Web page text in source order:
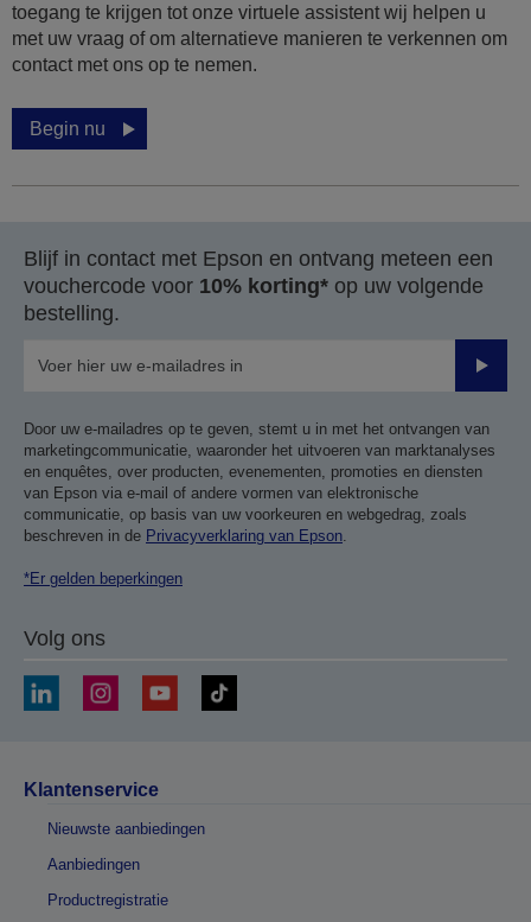
toegang te krijgen tot onze virtuele assistent wij helpen u
met uw vraag of om alternatieve manieren te verkennen om
contact met ons op te nemen.
Begin nu
Blijf in contact met Epson en ontvang meteen een
vouchercode voor 10% korting* op uw volgende
bestelling.
Door uw e-mailadres op te geven, stemt u in met het ontvangen van
marketingcommunicatie, waaronder het uitvoeren van marktanalyses
en enquêtes, over producten, evenementen, promoties en diensten
van Epson via e-mail of andere vormen van elektronische
communicatie, op basis van uw voorkeuren en webgedrag, zoals
beschreven in de Privacyverklaring van Epson.
*Er gelden beperkingen
Volg ons
Klantenservice
Nieuwste aanbiedingen
Aanbiedingen
Productregistratie